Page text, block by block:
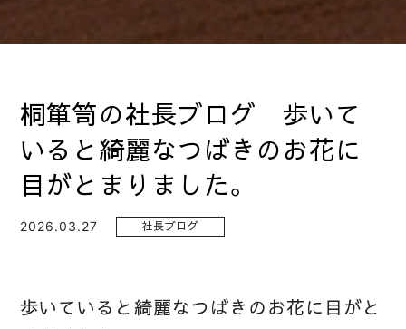
桐箪笥の社長ブログ 歩いて
いると綺麗なつばきのお花に
目がとまりました。
2026.03.27 社長ブログ
歩いていると綺麗なつばきのお花に目がと